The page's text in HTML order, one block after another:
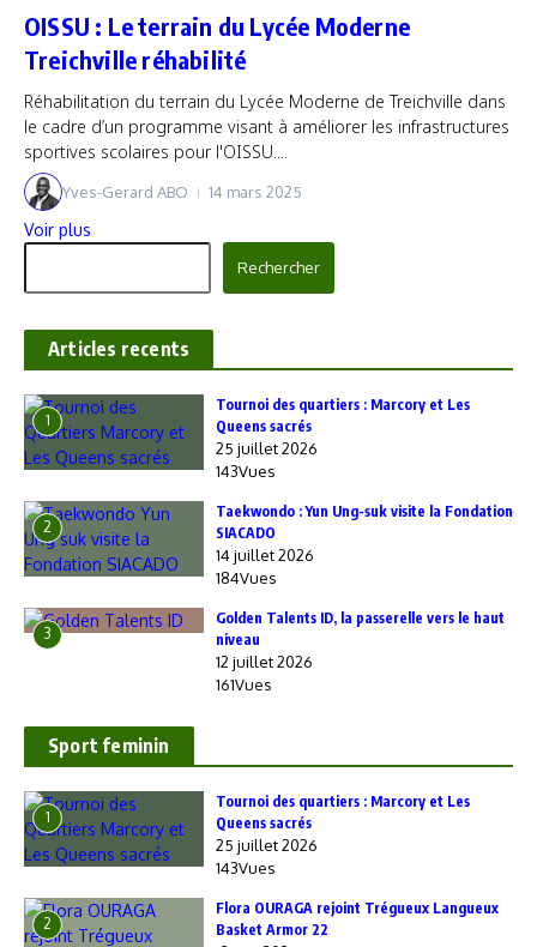
OISSU : Le terrain du Lycée Moderne
Treichville réhabilité
Réhabilitation du terrain du Lycée Moderne de Treichville dans
le cadre d’un programme visant à améliorer les infrastructures
sportives scolaires pour l'OISSU....
Yves-Gerard ABO 14 mars 2025
Voir plus
Rechercher
Articles recents
1
‎Tournoi des quartiers : Marcory et Les
Queens sacrés
25 juillet 2026
143Vues
2
Taekwondo : Yun Ung-suk visite la Fondation
SIACADO
14 juillet 2026
184Vues
3
Golden Talents ID, la passerelle vers le haut
niveau
12 juillet 2026
161Vues
Sport feminin
1
‎Tournoi des quartiers : Marcory et Les
Queens sacrés
25 juillet 2026
143Vues
2
Flora OURAGA rejoint Trégueux Langueux
Basket Armor 22